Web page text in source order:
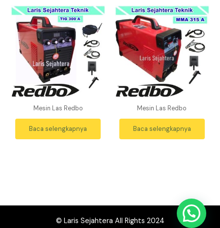
Mesin Las Redbo
Baca selengkapnya
Mesin Las Redbo
Baca selengkapnya
© Laris Sejahtera All Rights 2024